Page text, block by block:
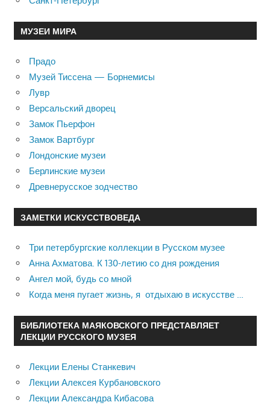
МУЗЕИ МИРА
Прадо
Музей Тиссена — Борнемисы
Лувр
Версальский дворец
Замок Пьерфон
Замок Вартбург
Лондонские музеи
Берлинские музеи
Древнерусское зодчество
ЗАМЕТКИ ИСКУССТВОВЕДА
Три петербургские коллекции в Русском музее
Анна Ахматова. К 130-летию со дня рождения
Ангел мой, будь со мной
Когда меня пугает жизнь, я отдыхаю в искусстве …
БИБЛИОТЕКА МАЯКОВСКОГО ПРЕДСТАВЛЯЕТ
ЛЕКЦИИ РУССКОГО МУЗЕЯ
Лекции Елены Станкевич
Лекции Алексея Курбановского
Лекции Александра Кибасова